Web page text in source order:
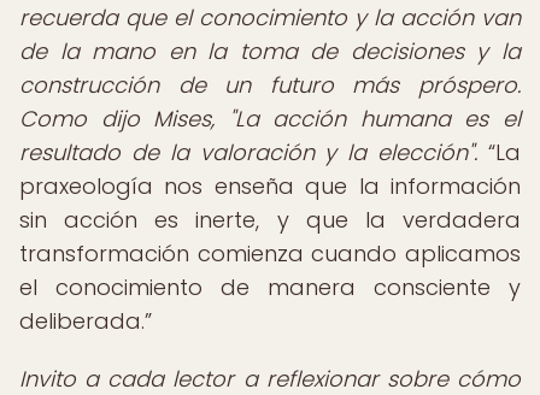
recuerda que el conocimiento y la acción van
de la mano en la toma de decisiones y la
construcción de un futuro más próspero.
Como dijo Mises, "La acción humana es el
resultado de la valoración y la elección".
La
praxeología nos enseña que la información
sin acción es inerte, y que la verdadera
transformación comienza cuando aplicamos
el conocimiento de manera consciente y
deliberada.
Invito a cada lector a reflexionar sobre cómo